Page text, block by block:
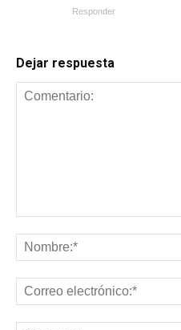
Responder
Dejar respuesta